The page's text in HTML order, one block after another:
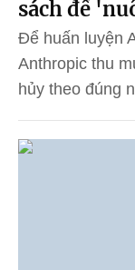
sách để
Để huấn luyện
Anthropic thu
hủy theo đúng